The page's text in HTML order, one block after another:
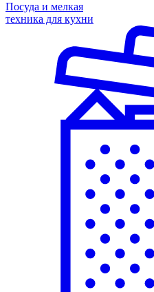
Посуда и мелкая
техника для кухни